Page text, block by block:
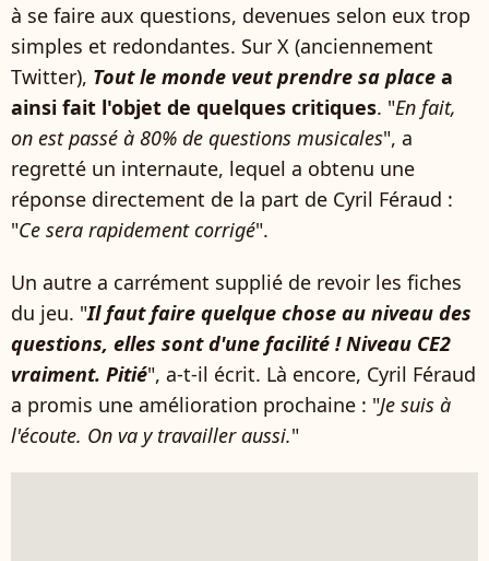
à se faire aux questions, devenues selon eux trop
simples et redondantes. Sur X (anciennement
Twitter), Tout le monde veut prendre sa place a
ainsi fait l'objet de quelques critiques. "En fait,
on est passé à 80% de questions musicales", a
regretté un internaute, lequel a obtenu une
réponse directement de la part de Cyril Féraud :
"Ce sera rapidement corrigé".
Un autre a carrément supplié de revoir les fiches
du jeu. "Il faut faire quelque chose au niveau des
questions, elles sont d'une facilité ! Niveau CE2
vraiment. Pitié", a-t-il écrit. Là encore, Cyril Féraud
a promis une amélioration prochaine : "Je suis à
l'écoute. On va y travailler aussi."